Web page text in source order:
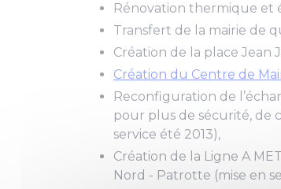
Rénovation thermique et
Transfert de la mairie de
Création de la place Jean
Création du Centre de
Reconfiguration de
pour plus de sécurité, de
service été 2013),
Création de la Ligne A
Nord - Patrotte (mise en